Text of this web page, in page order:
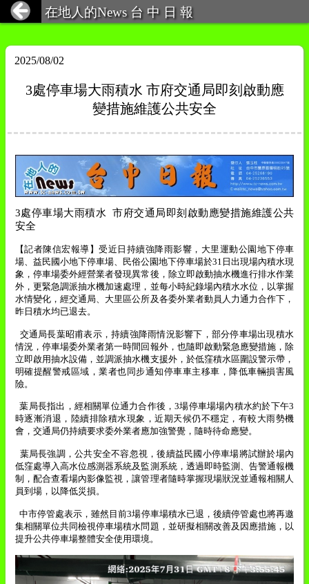
在地人的News 台 中 日 報
2025/08/02
3處停車場大雨積水 市府交通局即刻啟動應
變措施維護公共安全
3處停車場大雨積水 市府交通局即刻啟動應變措施維護公共
安全
【記者陳信宏報導】受近日持續強降雨影響，大里運動公園地下停車
場、益民國小地下停車場、民俗公園地下停車場於31 日出現場內積水現
象，停車場委外經營業者發現異常後，除立即啟動抽水機進行排水作業
外，更緊急調派抽水機加速處理，並每小時紀錄場內積水水位，以掌握
水情變化，經交通局、大里區公所及各委外業者動員人力通力合作下，
昨日積水均已退去。
交通局長葉昭甫表示，持續強降雨情況影響下，部分停車場出現積水
情況，停車場委外業者第一時間回報外，也隨即啟動緊急應變措施，除
立即啟用抽水設備，並調派抽水機支援外，於低窪積水區圍設警示帶，
明確提醒警戒區域，業者也同步通知停車車主移車，降低車輛損害風
險。
葉局長指出，經相關單位通力合作後，3場停車場場內積水約於下午3
時逐漸消退，陸續排除積水現象，近期天候仍不穩定，有較大雨勢機
會，交通局仍持續要求委外業者應加強警覺，隨時待命應變。
葉局長強調，公共安全不容忽視，後續益民國小停車場將試辦於場內
低窪處導入高水位感測器系統及監測系統，透過即時監測、告警通報機
制，配合查看場內影像監視，讓管理者隨時掌握現場狀況並通報相關人
員到場，以降低災損。
中市停管處表示，雖然目前3場停車場積水已退，後續停管處也將再邀
集相關單位共同檢視停車場積水問題，並研擬相關改善及因應措施，以
提升公共停車場整體安全使用環境。